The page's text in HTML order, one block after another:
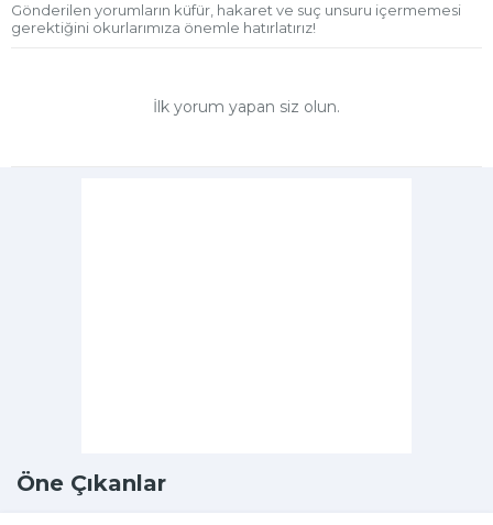
Gönderilen yorumların küfür, hakaret ve suç unsuru içermemesi
gerektiğini okurlarımıza önemle hatırlatırız!
İlk yorum yapan siz olun.
Öne Çıkanlar